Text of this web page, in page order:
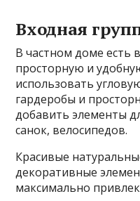
Входная
В частном доме есть
просторную и
использовать
гардеробы и
добавить элементы
санок, велосипедов.
Красивые
декоративные
максимально